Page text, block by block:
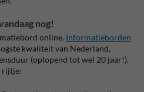
nog!
online. Informatieborden
kwaliteit van Nederland,
(oplopend tot wel 20 jaar!).
rijtje: